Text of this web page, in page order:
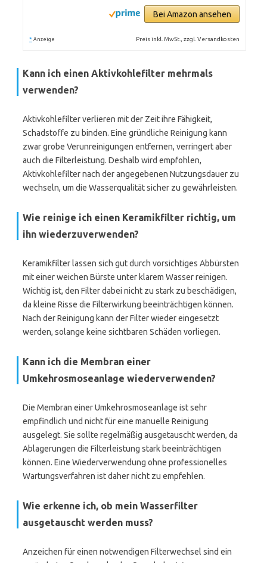
Bei Amazon ansehen
* Anzeige Preis inkl. MwSt., zzgl. Versandkosten
Kann ich einen Aktivkohlefilter mehrmals
verwenden?
Aktivkohlefilter verlieren mit der Zeit ihre Fähigkeit,
Schadstoffe zu binden. Eine gründliche Reinigung kann
zwar grobe Verunreinigungen entfernen, verringert aber
auch die Filterleistung. Deshalb wird empfohlen,
Aktivkohlefilter nach der angegebenen Nutzungsdauer zu
wechseln, um die Wasserqualität sicher zu gewährleisten.
Wie reinige ich einen Keramikfilter richtig, um
ihn wiederzuverwenden?
Keramikfilter lassen sich gut durch vorsichtiges Abbürsten
mit einer weichen Bürste unter klarem Wasser reinigen.
Wichtig ist, den Filter dabei nicht zu stark zu beschädigen,
da kleine Risse die Filterwirkung beeinträchtigen können.
Nach der Reinigung kann der Filter wieder eingesetzt
werden, solange keine sichtbaren Schäden vorliegen.
Kann ich die Membran einer
Umkehrosmoseanlage wiederverwenden?
Die Membran einer Umkehrosmoseanlage ist sehr
empfindlich und nicht für eine manuelle Reinigung
ausgelegt. Sie sollte regelmäßig ausgetauscht werden, da
Ablagerungen die Filterleistung stark beeinträchtigen
können. Eine Wiederverwendung ohne professionelles
Wartungsverfahren ist daher nicht zu empfehlen.
Wie erkenne ich, ob mein Wasserfilter
ausgetauscht werden muss?
Anzeichen für einen notwendigen Filterwechsel sind ein